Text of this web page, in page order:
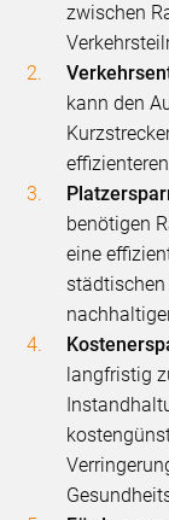
zwischen
kann den
benötigen
eine
langfristig